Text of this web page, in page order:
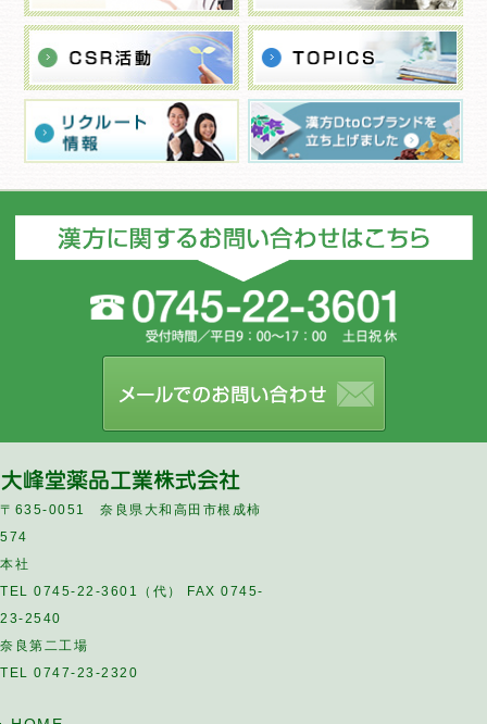
〒635-0051 奈良県大和高田市根成柿
574
本社
TEL 0745-22-3601（代） FAX 0745-
23-2540
奈良第二工場
TEL 0747-23-2320